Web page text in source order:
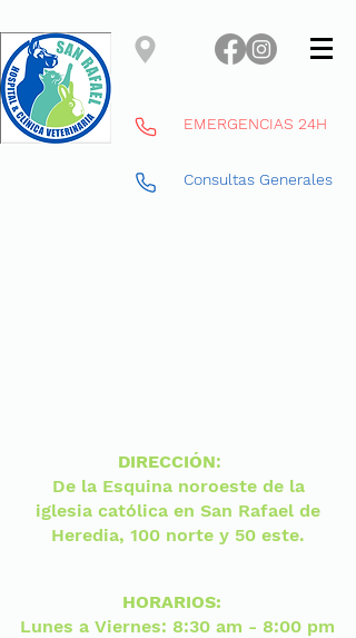
EMERGENCIAS 24H
Consultas Generales
DIRECCIÓN:
De la Esquina noroeste de la
iglesia católica en San Rafael de
Heredia, 100 norte y 50 este.
HORARIOS:
Lunes a Viernes: 8:30 am - 8:00 pm